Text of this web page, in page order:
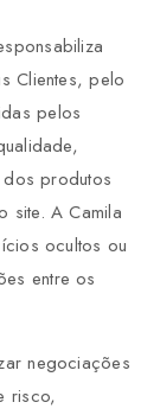
Clientes, pelo
pelos
produtos
site. A Camila
ocultos ou
entre os
negociações
risco,